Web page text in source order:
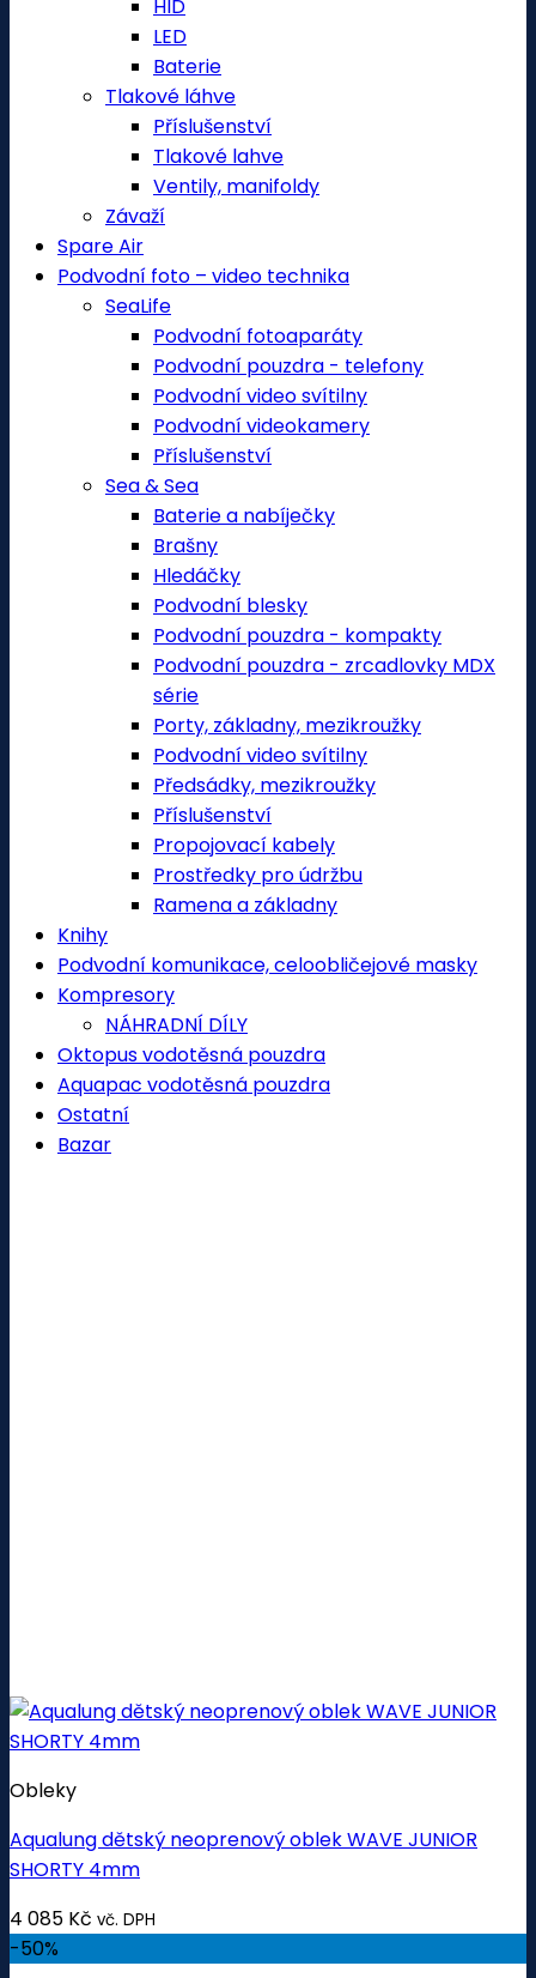
HID
LED
Baterie
Tlakové láhve
Příslušenství
Tlakové lahve
Ventily, manifoldy
Závaží
Spare Air
Podvodní foto – video technika
SeaLife
Podvodní fotoaparáty
Podvodní pouzdra - telefony
Podvodní video svítilny
Podvodní videokamery
Příslušenství
Sea & Sea
Baterie a nabíječky
Brašny
Hledáčky
Podvodní blesky
Podvodní pouzdra - kompakty
Podvodní pouzdra - zrcadlovky MDX
série
Porty, základny, mezikroužky
Podvodní video svítilny
Předsádky, mezikroužky
Příslušenství
Propojovací kabely
Prostředky pro údržbu
Ramena a základny
Knihy
Podvodní komunikace, celoobličejové masky
Kompresory
NÁHRADNÍ DÍLY
Oktopus vodotěsná pouzdra
Aquapac vodotěsná pouzdra
Ostatní
Bazar
Obleky
Aqualung dětský neoprenový oblek WAVE JUNIOR
SHORTY 4mm
4 085 Kč vč. DPH
-50%